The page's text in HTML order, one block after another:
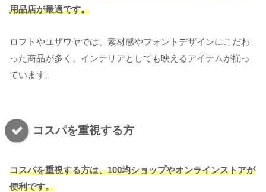
用品店が最適です。
ロフトやユザワヤでは、素材感やフォントデザインにこだわ
った商品が多く、インテリアとしても映えるアイテムが揃っ
ています。
コスパを重視する方
コスパを重視する方は、100均ショップやオンラインストアが
便利です。